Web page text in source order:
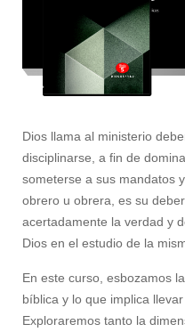
Dios llama al ministerio
disciplinarse, a fin de
someterse a sus mandatos
obrero u obrera, es su
acertadamente la verdad y
Dios en el estudio de la
En este curso, esbozamos
bíblica y lo que implica
Exploraremos tanto la